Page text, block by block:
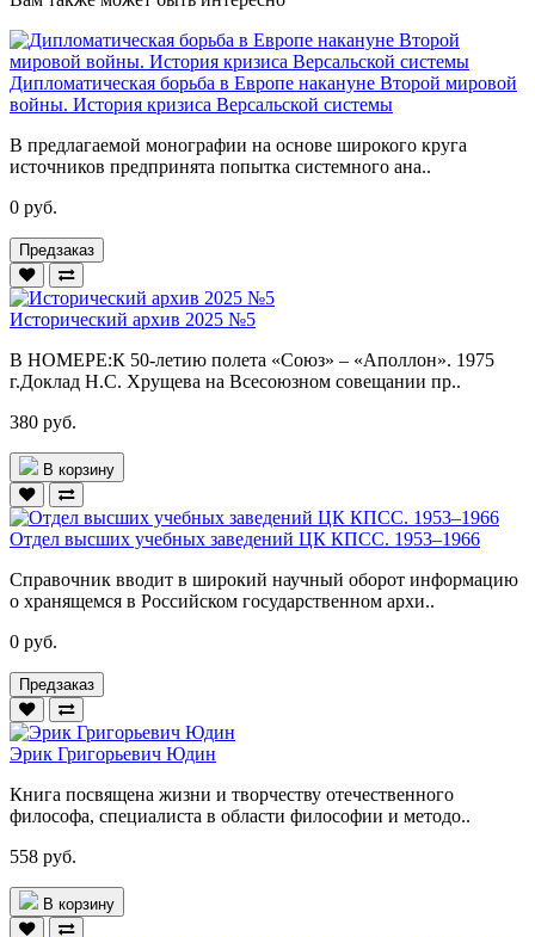
Дипломатическая борьба в Европе накануне Второй мировой
войны. История кризиса Версальской системы
В предлагаемой монографии на основе широкого круга
источников предпринята попытка системного ана..
0 руб.
Предзаказ
Исторический архив 2025 №5
В НОМЕРЕ:К 50-летию полета «Союз» – «Аполлон». 1975
г.Доклад Н.С. Хрущева на Всесоюзном совещании пр..
380 руб.
В корзину
Отдел высших учебных заведений ЦК КПСС. 1953–1966
Справочник вводит в широкий научный оборот информацию
о хранящемся в Российском государственном архи..
0 руб.
Предзаказ
Эрик Григорьевич Юдин
Книга посвящена жизни и творчеству отечественного
философа, специалиста в области философии и методо..
558 руб.
В корзину